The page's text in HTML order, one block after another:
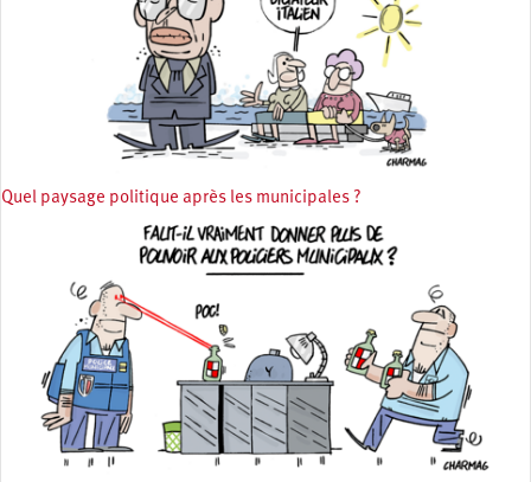
Quel paysage politique après les municipales ?